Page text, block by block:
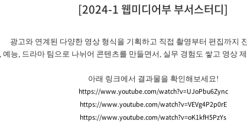
[2024-1 웹미디어부 부서스터디]
광고와 연계된 다양한 영상 형식을 기획하고 직접 촬영부터 편집까지
예능, 드라마 팀으로 나뉘어 콘텐츠를 만들면서, 실무 경험도 쌓고 영상
아래 링크에서 결과물을 확인해보세요!
https://www.youtube.com/watch?v=UJoPbu6Zync
https://www.youtube.com/watch?v=VEVg4P2p0rE
https://www.youtube.com/watch?v=oK1kfH5PzYs